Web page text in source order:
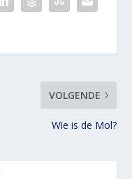
VOLGENDE
Wie is de Mol?